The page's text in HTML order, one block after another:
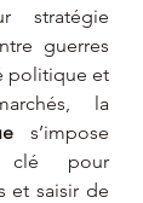
stratégie
guerres
politique et
s’impose
clé pour
et saisir de